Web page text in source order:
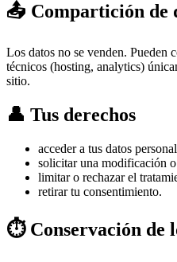
📤 Compartición de
Los datos no se venden. Pueden
técnicos (hosting, analytics)
sitio.
👤 Tus derechos
acceder a tus datos
solicitar una modificación
limitar o rechazar el
retirar tu consentimiento.
⏱️ Conservación de